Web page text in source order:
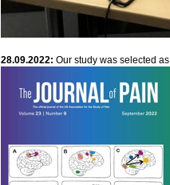
28.09.2022: Our study was selected as